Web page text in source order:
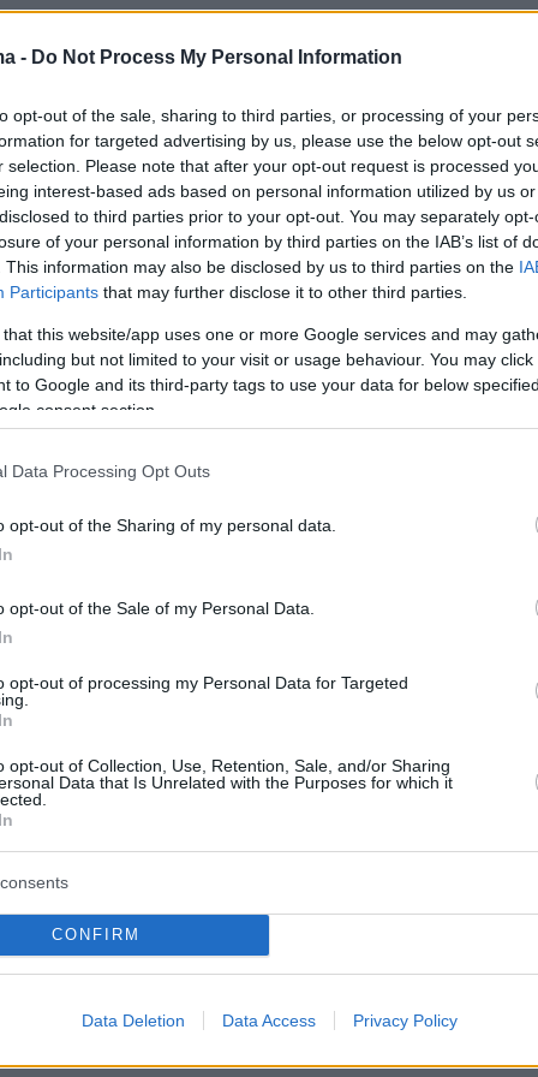
- Do Not Process My Personal Information
opt-out of the sale, sharing to third parties, or processing of your
for targeted advertising by us, please use the below opt-out
selection. Please note that after your opt-out request is processed
interest-based ads based on personal information utilized by us
to third parties prior to your opt-out. You may separately
of your personal information by third parties on the IAB’s list of
This information may also be disclosed by us to third parties on the
Participants that may further disclose it to other third parties.
that this website/app uses one or more Google services and may
but not limited to your visit or usage behaviour. You may
to Google and its third-party tags to use your data for below
consent section.
Data Processing Opt Outs
opt-out of the Sharing of my personal data.
opt-out of the Sale of my Personal Data.
opt-out of processing my Personal Data for Targeted
opt-out of Collection, Use, Retention, Sale, and/or Sharing
Data that Is Unrelated with the Purposes for which it
CONFIRM
Data Deletion Data Access Privacy Policy
View this post on Instagram
24χρονος δεν σταμάτησε σε αλκοτέστ στην
τραυμάτισε αστυνομικό
κόβει την ανάσα: Σκιέρ σώθηκε από
στην Ιταλία αφού άνοιξε τον ειδικό
άνω των 4 Ρίχτερ ξύπνησαν τη Σαντορίνη -